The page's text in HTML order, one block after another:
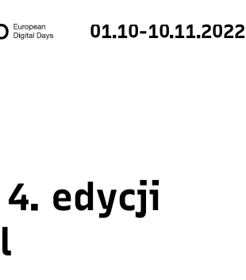
01.10-10.11.2022
edycji